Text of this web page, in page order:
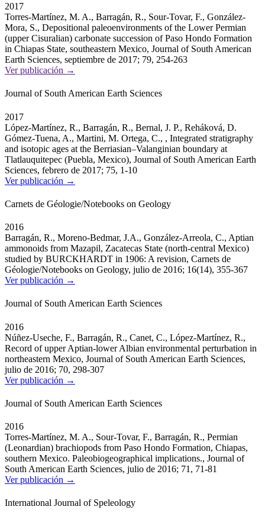
2017
Torres-Martínez, M. A., Barragán, R., Sour-Tovar, F., González-
Mora, S., Depositional paleoenvironments of the Lower Permian
(upper Cisuralian) carbonate succession of Paso Hondo Formation
in Chiapas State, southeastern Mexico, Journal of South American
Earth Sciences, septiembre de 2017; 79, 254-263
Ver publicación →
Journal of South American Earth Sciences
2017
López-Martínez, R., Barragán, R., Bernal, J. P., Reháková, D.
Gómez-Tuena, A., Martini, M. Ortega, C., , Integrated stratigraphy
and isotopic ages at the Berriasian–Valanginian boundary at
Tlatlauquitepec (Puebla, Mexico), Journal of South American Earth
Sciences, febrero de 2017; 75, 1-10
Ver publicación →
Carnets de Géologie/Notebooks on Geology
2016
Barragán, R., Moreno-Bedmar, J.A., González-Arreola, C., Aptian
ammonoids from Mazapil, Zacatecas State (north-central Mexico)
studied by BURCKHARDT in 1906: A revision, Carnets de
Géologie/Notebooks on Geology, julio de 2016; 16(14), 355-367
Ver publicación →
Journal of South American Earth Sciences
2016
Núñez-Useche, F., Barragán, R., Canet, C., López-Martínez, R.,
Record of upper Aptian-lower Albian environmental perturbation in
northeastern Mexico, Journal of South American Earth Sciences,
julio de 2016; 70, 298-307
Ver publicación →
Journal of South American Earth Sciences
2016
Torres-Martínez, M. A., Sour-Tovar, F., Barragán, R., Permian
(Leonardian) brachiopods from Paso Hondo Formation, Chiapas,
southern Mexico. Paleobiogeographical implications., Journal of
South American Earth Sciences, julio de 2016; 71, 71-81
Ver publicación →
International Journal of Speleology